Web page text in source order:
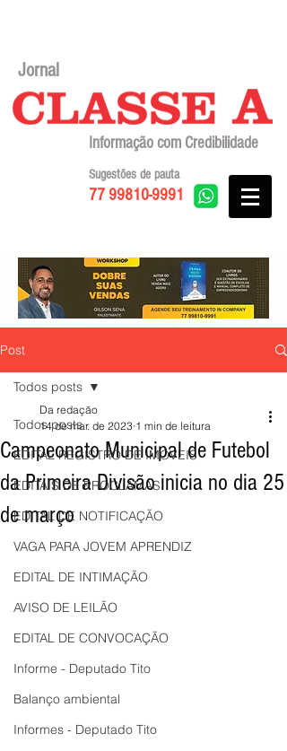
Jornal
Informação com Credibilidade
77 99810-9991
Sugestões de pauta
Post
Todos posts
EDITAL REGISTRO DE IMÓVEIS
EDITAIS DE PROCLAMAS
EDITAL DE NOTIFICAÇÃO
VAGA PARA JOVEM APRENDIZ
EDITAL DE INTIMAÇÃO
AVISO DE LEILÃO
EDITAL DE CONVOCAÇÃO
Informe - Deputado Tito
Balanço ambiental
Informes - Deputado Tito
Todos posts
Campeonato Municipal de Futebol
da Primeira Divisão inicia no dia 25
de março
Da redação
14 de mar. de 2023 1 min de leitura